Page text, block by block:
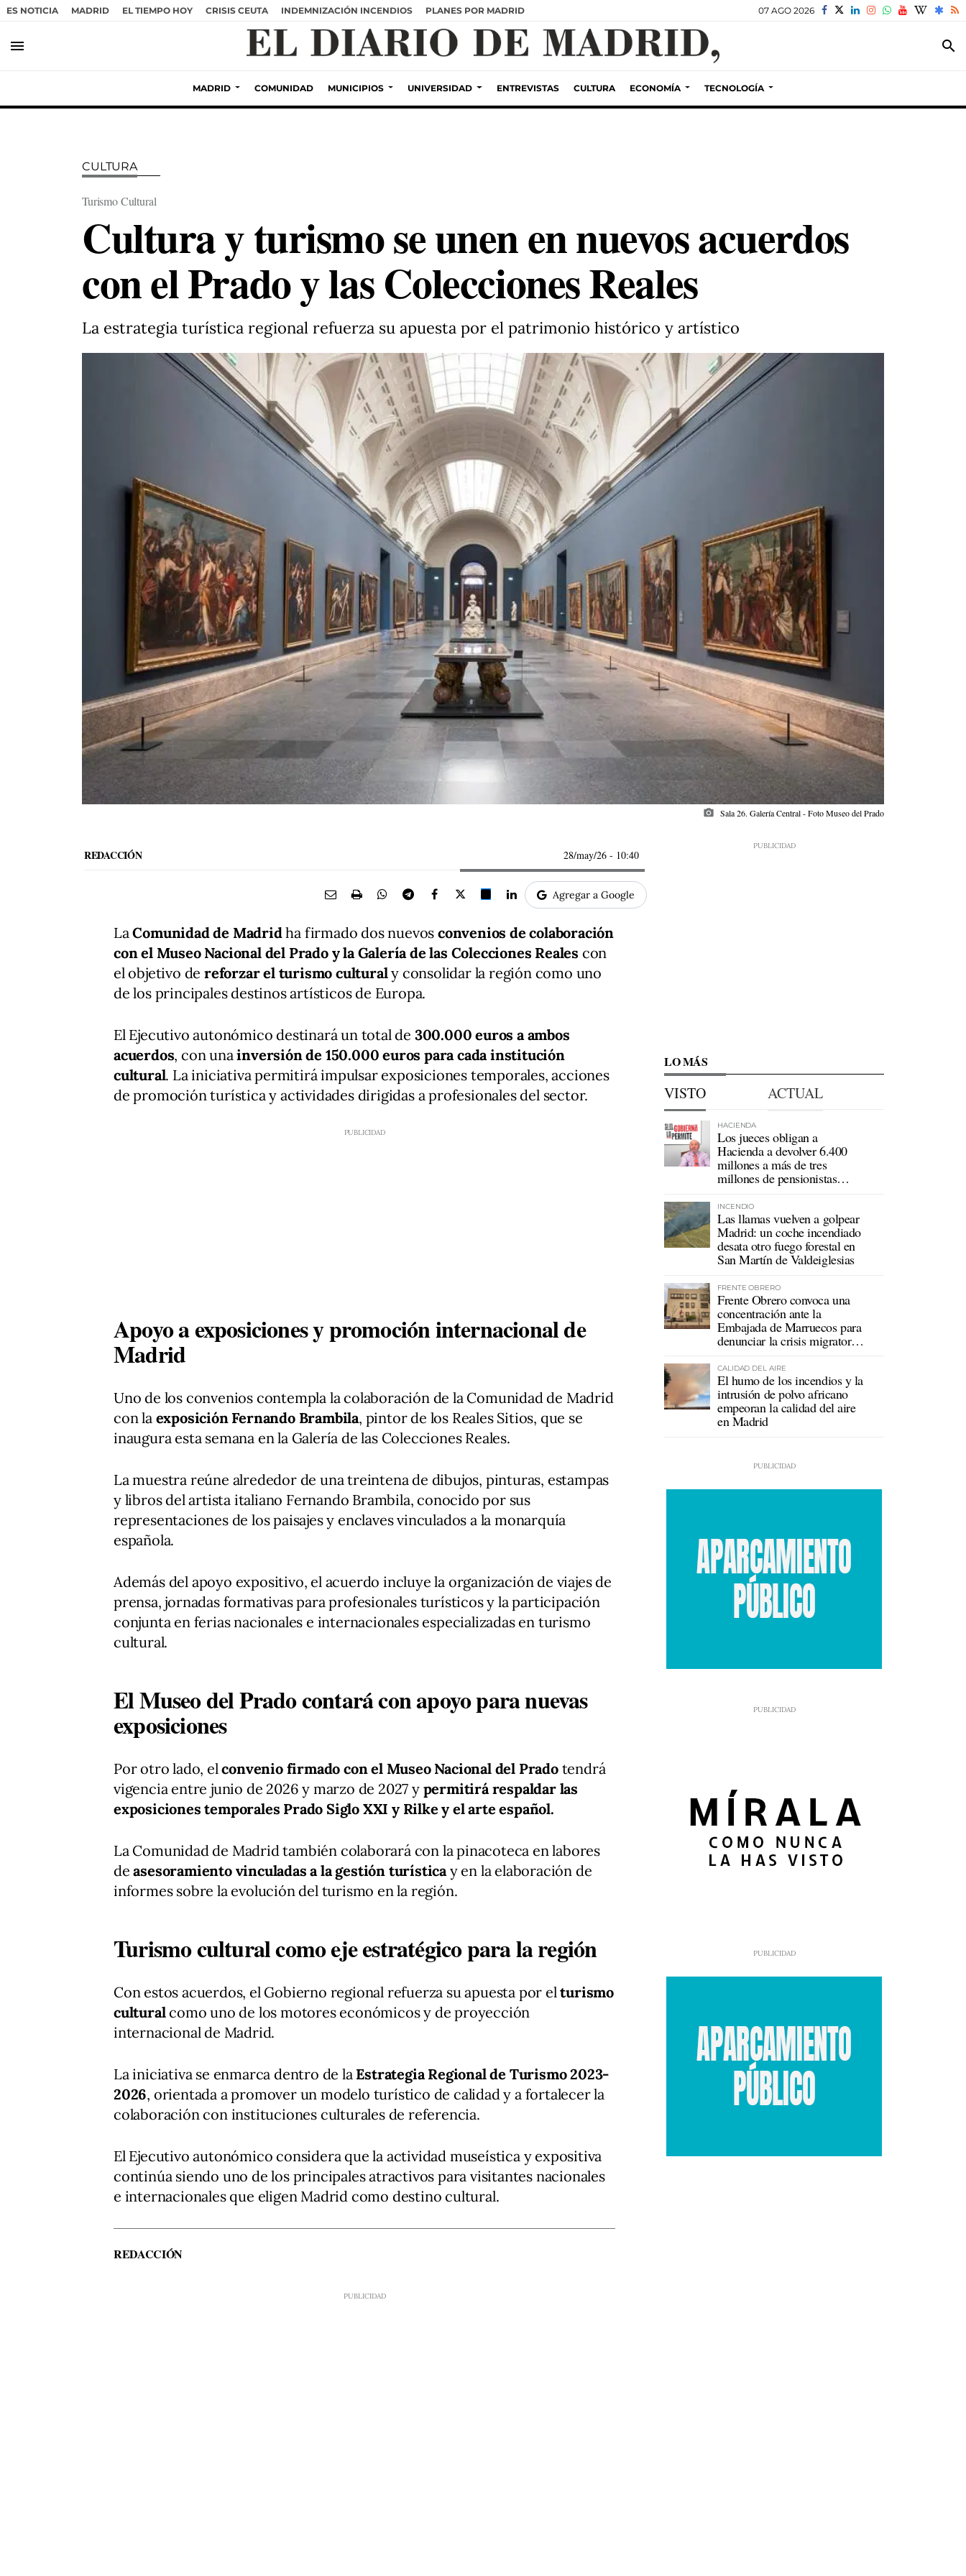
ES NOTICIA MADRID EL TIEMPO HOY CRISIS CEUTA INDEMNIZACIÓN INCENDIOS PLANES POR MADRID 07 AGO 2026
menu search
MADRID COMUNIDAD MUNICIPIOS UNIVERSIDAD ENTREVISTAS CULTURA ECONOMÍA TECNOLOGÍA
CULTURA
Turismo Cultural
Cultura y turismo se unen en nuevos acuerdos
con el Prado y las Colecciones Reales
La estrategia turística regional refuerza su apuesta por el patrimonio histórico y artístico
photo_camera Sala 26. Galería Central - Foto Museo del Prado
REDACCIÓN 28/may/26 - 10:40
Agregar a Google
LaComunidad de Madridha firmado dos nuevosconvenios de colaboración
con el Museo Nacional del Prado y la Galería de las Colecciones Reales con
el objetivo dereforzar el turismo culturaly consolidar la región como uno
de los principales destinos artísticos de Europa.
El Ejecutivo autonómico destinará un total de 300.000 euros a ambos
acuerdos, con unainversión de 150.000 euros para cada institución
cultural. La iniciativa permitirá impulsar exposiciones temporales, acciones
de promoción turística y actividades dirigidas a profesionales del sector.
Apoyo a exposiciones y promoción internacional de
Madrid
Uno de los convenios contempla la colaboración de la Comunidad de Madrid
con la exposición Fernando Brambila, pintor de los Reales Sitios, que se
inaugura esta semana en la Galería de las Colecciones Reales.
La muestra reúne alrededor de una treintena de dibujos, pinturas, estampas
y libros del artista italiano Fernando Brambila, conocido por sus
representaciones de los paisajes y enclaves vinculados a la monarquía
española.
Además del apoyo expositivo, el acuerdo incluye la organización de viajes de
prensa, jornadas formativas para profesionales turísticos y la participación
conjunta en ferias nacionales e internacionales especializadas en turismo
cultural.
El Museo del Prado contará con apoyo para nuevas
exposiciones
Por otro lado, elconvenio firmado con el Museo Nacional del Pradotendrá
vigencia entre junio de 2026 y marzo de 2027 y permitirá respaldar las
exposiciones temporales Prado Siglo XXI y Rilke y el arte español.
La Comunidad de Madrid también colaborará con la pinacoteca en labores
deasesoramiento vinculadas a la gestión turísticay en la elaboración de
informes sobre la evolución del turismo en la región.
Turismo cultural como eje estratégico para la región
Con estos acuerdos, el Gobierno regional refuerza su apuesta por elturismo
culturalcomo uno de los motores económicos y de proyección
internacional de Madrid.
La iniciativa se enmarca dentro de la Estrategia Regional de Turismo 2023-
2026, orientada a promover un modelo turístico de calidad y a fortalecer la
colaboración con instituciones culturales de referencia.
El Ejecutivo autonómico considera que la actividad museística y expositiva
continúa siendo uno de los principales atractivos para visitantes nacionales
e internacionales que eligen Madrid como destino cultural.
REDACCIÓN
LO MÁS
VISTO ACTUAL
HACIENDA
Los jueces obligan a
Hacienda a devolver 6.400
millones a más de tres
millones de pensionistas
INCENDIO
Las llamas vuelven a golpear
Madrid: un coche incendiado
desata otro fuego forestal en
San Martín de Valdeiglesias
FRENTE OBRERO
Frente Obrero convoca una
concentración ante la
Embajada de Marruecos para
denunciar la crisis migratoria
CALIDAD DEL AIRE
El humo de los incendios y la
intrusión de polvo africano
empeoran la calidad del aire
en Madrid